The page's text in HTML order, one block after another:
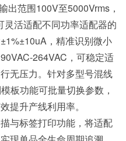
出范围100V至5000Vrms，
活适配不同功率适配器的
，精准识别微小
264VAC，可稳定适
无压力。针对多型号混线
板功能可批量切换参数，
提升产线利用率。
与标签打印功能，将适配